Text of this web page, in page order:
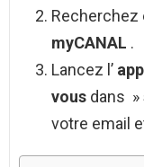
Recherchez
myCANAL .
Lancez l’
vous dans »
votre email